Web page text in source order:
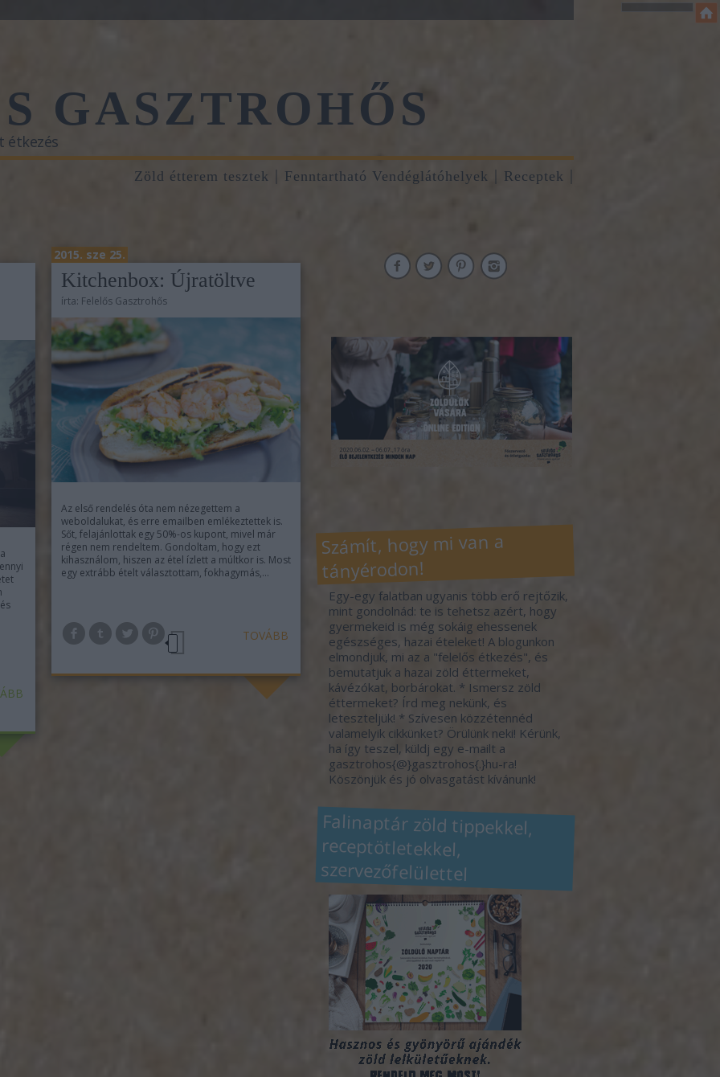
GASZTROHŐS
étkezés
Zöld étterem tesztek Fenntartható Vendéglátóhelyek Receptek
2015. sze 25.
Kitchenbox: Újratöltve
írta: Felelős Gasztrohős
Az első rendelés óta nem nézegettem a
weboldalukat, és erre emailben emlékeztettek is.
Sőt, felajánlottak egy 50%-os kupont, mivel már
régen nem rendeltem. Gondoltam, hogy ezt
kihasználom, hiszen az étel ízlett a múltkor is. Most
egy extrább ételt választottam, fokhagymás,…
TOVÁBB
Számít, hogy mi van a
tányérodon!
Egy-egy falatban ugyanis több erő rejtőzik,
mint gondolnád: te is tehetsz azért, hogy
gyermekeid is még sokáig ehessenek
egészséges, hazai ételeket! A blogunkon
elmondjuk, mi az a "felelős étkezés", és
bemutatjuk a hazai zöld éttermeket,
kávézókat, borbárokat. * Ismersz zöld
éttermeket? Írd meg nekünk, és
leteszteljük! * Szívesen közzétennéd
valamelyik cikkünket? Örülünk neki! Kérünk,
ha így teszel, küldj egy e-mailt a
gasztrohos{@}gasztrohos{.}hu-ra!
Köszönjük és jó olvasgatást kívánunk!
Falinaptár zöld tippekkel,
receptötletekkel,
szervezőfelülettel